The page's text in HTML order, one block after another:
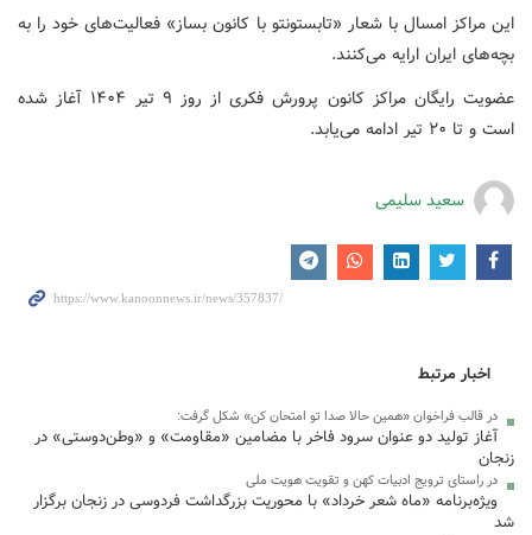
این مراکز امسال با شعار «تابستونتو با کانون بساز» فعالیت‌های خود را به
بچه‌های ایران ارایه می‌کنند.
عضویت رایگان مراکز کانون پرورش فکری از روز ۹ تیر ۱۴۰۴ آغاز شده
است و تا ۲۰ تیر ادامه می‌یابد.
سعید سلیمی
اخبار مرتبط
در قالب فراخوان «همین حالا صدا تو امتحان کن» شکل گرفت:
آغاز تولید دو عنوان سرود فاخر با مضامین «مقاومت» و «وطن‌دوستی» در
زنجان
در راستای ترویج ادبیات کهن و تقویت هویت ملی
ویژه‌برنامه «ماه شعر خرداد» با محوریت بزرگداشت فردوسی در زنجان برگزار
شد